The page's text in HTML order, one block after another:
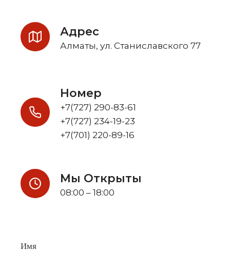
Адрес
Алматы, ул. Станиславского 77
Номер
+7(727) 290-83-61
+7(727) 234-19-23
+7(701) 220-89-16
Мы Открыты
08:00 – 18:00
Имя